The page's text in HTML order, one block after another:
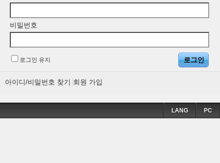
비밀번호
로그인 유지
아이디/비밀번호 찾기 회원 가입
PC
LANG